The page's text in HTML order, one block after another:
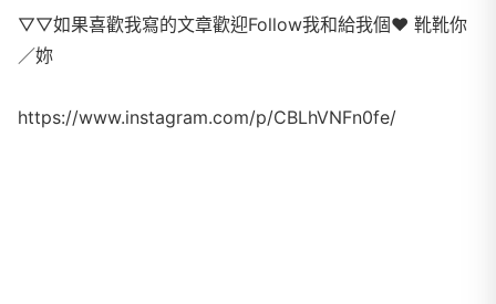
▽▽如果喜歡我寫的文章歡迎Follow我和給我個♥ 靴靴你
／妳
https://www.instagram.com/p/CBLhVNFn0fe/